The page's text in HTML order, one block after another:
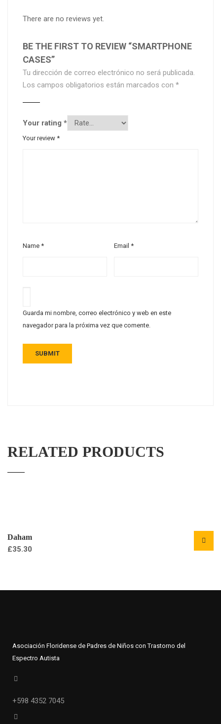
There are no reviews yet.
BE THE FIRST TO REVIEW “SMARTPHONE
CASES”
Tu dirección de correo electrónico no será publicada.
Los campos obligatorios están marcados con *
Your rating *
Your review *
Name * Email*
Guarda mi nombre, correo electrónico y web en este
navegador para la próxima vez que comente.
RELATED PRODUCTS
Daham
£35.30
Asociación Floridense de Padres de Niños con Trastorno del
Espectro Autista
+598 4352 7045